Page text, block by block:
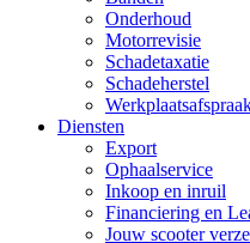
Onderhoud
Motorrevisie
Schadetaxatie
Schadeherstel
Diensten
Export
Ophaalservice
Inkoop en inruil
Financiering en
Jouw scooter